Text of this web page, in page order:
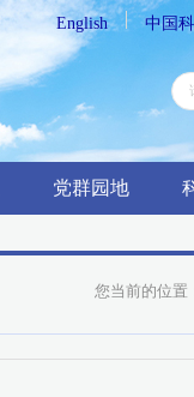
English 中国
党群园地
您当前的位置